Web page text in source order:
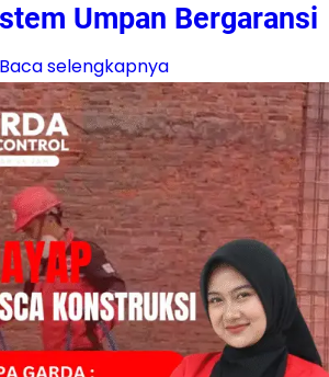
Umpan Bergaransi
Baca selengkapnya